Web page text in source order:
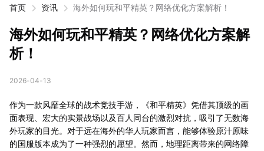
首页 资讯 海外如何玩和平精英？网络优化方案解析！
海外如何玩和平精英？网络优化方案解
析！
2026-04-13
作为一款风靡全球的战术竞技手游，《和平精英》凭借其顶级的画
面表现、宏大的实景战场以及百人同台的激烈对抗，吸引了无数海
外玩家的目光。对于远在海外的华人玩家而言，能够体验原汁原味
的国服版本成为了一种强烈的愿望。然而，地理距离带来的网络障